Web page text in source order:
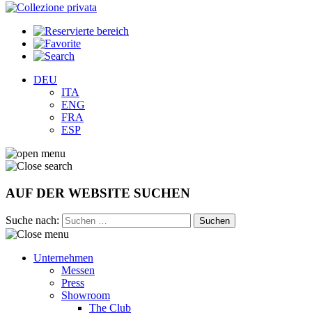
DEU
ITA
ENG
FRA
ESP
AUF DER WEBSITE SUCHEN
Suche nach:
Unternehmen
Messen
Press
Showroom
The Club